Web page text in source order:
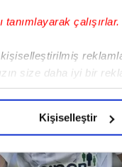
tanımlayarak çalışırlar.
size daha iyi bir
gösterdiğimizi ve
Kişiselleştir